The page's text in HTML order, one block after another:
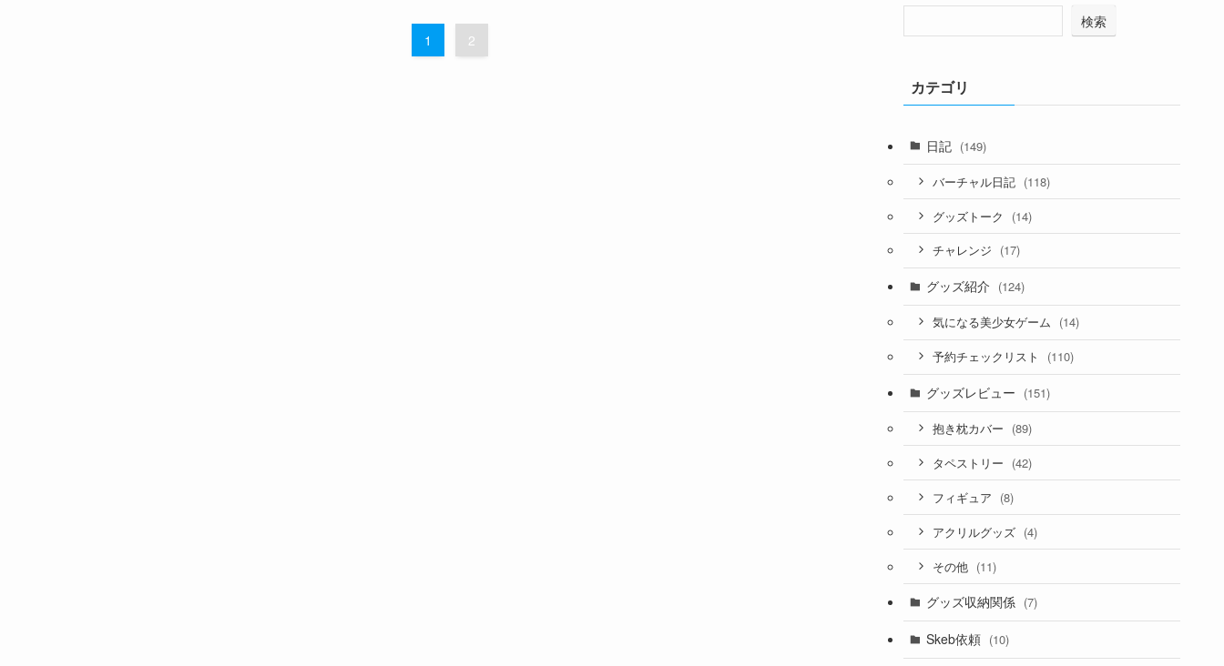
1 2
検索
カテゴリ
日記 (149)
バーチャル日記 (118)
グッズトーク (14)
チャレンジ (17)
グッズ紹介 (124)
気になる美少女ゲーム (14)
予約チェックリスト (110)
グッズレビュー (151)
抱き枕カバー (89)
タペストリー (42)
フィギュア (8)
アクリルグッズ (4)
その他 (11)
グッズ収納関係 (7)
Skeb依頼 (10)